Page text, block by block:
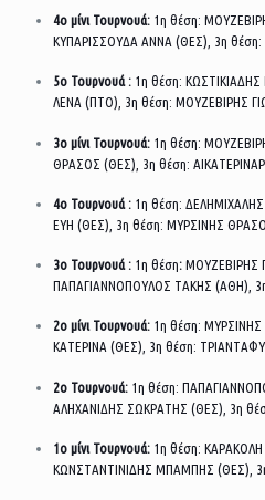
4ο μίνι Τουρνουά: 1η θέση:
ΚΥΠΑΡΙΣΣΟΥΔΑ ΑΝΝΑ (ΘΕΣ), 3η
5ο Τουρνουά : 1η θέση:
ΛΕΝΑ (ΠΤΟ), 3η θέση: ΜΟΥΖΕΒΙΡΗΣ
3ο μίνι Τουρνουά: 1η θέση:
ΘΡΑΣΟΣ (ΘΕΣ), 3η θέση:
4ο Τουρνουά : 1η θέση:
ΕΥΗ (ΘΕΣ), 3η θέση: ΜΥΡΣΙΝΗΣ
3ο Τουρνουά : 1η θέση: ΜΟΥΖΕΒΙΡΗΣ
ΠΑΠΑΓΙΑΝΝΟΠΟΥΛΟΣ ΤΑΚΗΣ (ΑΘΗ),
2ο μίνι Τουρνουά: 1η θέση:
ΚΑΤΕΡΙΝΑ (ΘΕΣ), 3η θέση:
2ο Τουρνουά: 1η θέση:
ΑΛΗΧΑΝΙΔΗΣ ΣΩΚΡΑΤΗΣ (ΘΕΣ), 3η
1ο μίνι Τουρνουά: 1η θέση:
ΚΩΝΣΤΑΝΤΙΝΙΔΗΣ ΜΠΑΜΠΗΣ (ΘΕΣ),